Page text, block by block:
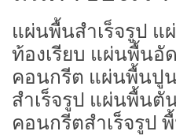
แผ่นพื้นสำเร็จรูป
ท้องเรียบ แผ่นพื้นอั
คอนกรีต แผ่นพื้นปู
สำเร็จรูป แผ่นพื้น
คอนกรีตสำเร็จรูป